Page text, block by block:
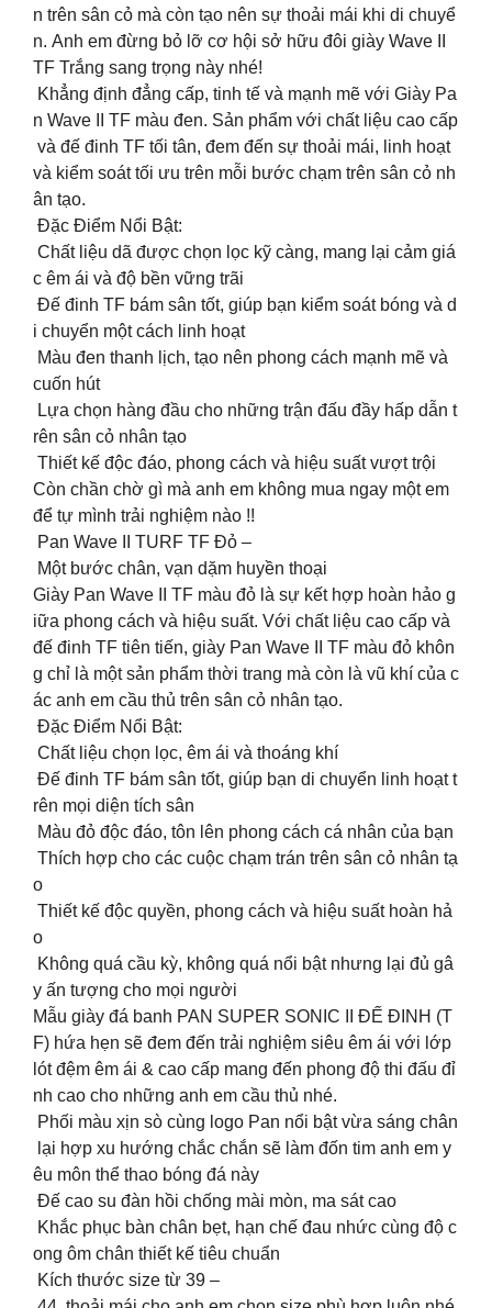
n trên sân cỏ mà còn tạo nên sự thoải mái khi di chuyể
n. Anh em đừng bỏ lỡ cơ hội sở hữu đôi giày Wave II
TF Trắng sang trọng này nhé!
Khẳng định đẳng cấp, tinh tế và mạnh mẽ với Giày Pa
n Wave II TF màu đen. Sản phẩm với chất liệu cao cấp
và đế đinh TF tối tân, đem đến sự thoải mái, linh hoạt
và kiểm soát tối ưu trên mỗi bước chạm trên sân cỏ nh
ân tạo.
Đặc Điểm Nổi Bật:
️ Chất liệu dã được chọn lọc kỹ càng, mang lại cảm giá
c êm ái và độ bền vững trãi
️ Đế đinh TF bám sân tốt, giúp bạn kiểm soát bóng và d
i chuyển một cách linh hoạt
️ Màu đen thanh lịch, tạo nên phong cách mạnh mẽ và
cuốn hút
️ Lựa chọn hàng đầu cho những trận đấu đầy hấp dẫn t
rên sân cỏ nhân tạo
️ Thiết kế độc đáo, phong cách và hiệu suất vượt trội
Còn chần chờ gì mà anh em không mua ngay một em
để tự mình trải nghiệm nào !!
Pan Wave II TURF TF Đỏ –
Một bước chân, vạn dặm huyền thoại
Giày Pan Wave II TF màu đỏ là sự kết hợp hoàn hảo g
iữa phong cách và hiệu suất. Với chất liệu cao cấp và
đế đinh TF tiên tiến, giày Pan Wave II TF màu đỏ khôn
g chỉ là một sản phẩm thời trang mà còn là vũ khí của c
ác anh em cầu thủ trên sân cỏ nhân tạo.
Đặc Điểm Nổi Bật:
️ Chất liệu chọn lọc, êm ái và thoáng khí
️ Đế đinh TF bám sân tốt, giúp bạn di chuyển linh hoạt t
rên mọi diện tích sân
️ Màu đỏ độc đáo, tôn lên phong cách cá nhân của bạn
️ Thích hợp cho các cuộc chạm trán trên sân cỏ nhân tạ
o
️ Thiết kế độc quyền, phong cách và hiệu suất hoàn hả
o
Không quá cầu kỳ, không quá nổi bật nhưng lại đủ gâ
y ấn tượng cho mọi người
️Mẫu giày đá banh PAN SUPER SONIC II ĐẾ ĐINH (T
F) hứa hẹn sẽ đem đến trải nghiệm siêu êm ái với lớp
lót đệm êm ái & cao cấp mang đến phong độ thi đấu đỉ
nh cao cho những anh em cầu thủ nhé.
️ Phối màu xịn sò cùng logo Pan nổi bật vừa sáng chân
lại hợp xu hướng chắc chắn sẽ làm đốn tim anh em y
êu môn thể thao bóng đá này
️ Đế cao su đàn hồi chống mài mòn, ma sát cao
️ Khắc phục bàn chân bẹt, hạn chế đau nhức cùng độ c
ong ôm chân thiết kế tiêu chuẩn
️ Kích thước size từ 39 –